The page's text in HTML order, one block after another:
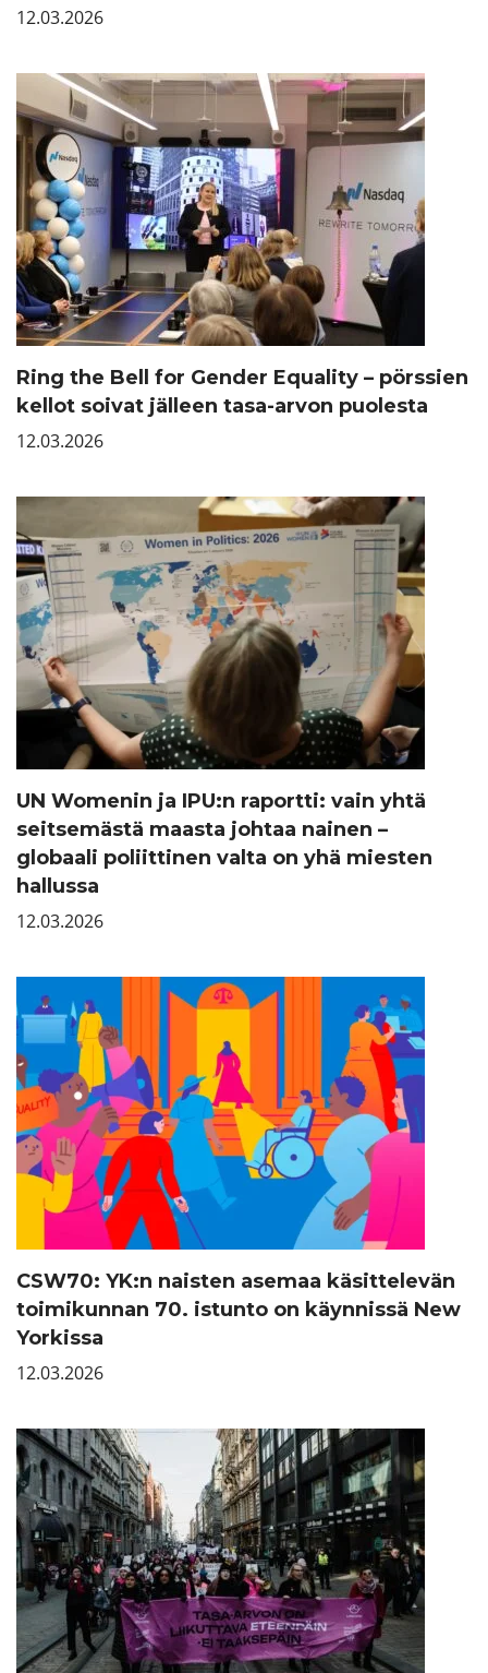
12.03.2026
Ring the Bell for Gender Equality – pörssien
kellot soivat jälleen tasa-arvon puolesta
12.03.2026
UN Womenin ja IPU:n raportti: vain yhtä
seitsemästä maasta johtaa nainen –
globaali poliittinen valta on yhä miesten
hallussa
12.03.2026
CSW70: YK:n naisten asemaa käsittelevän
toimikunnan 70. istunto on käynnissä New
Yorkissa
12.03.2026